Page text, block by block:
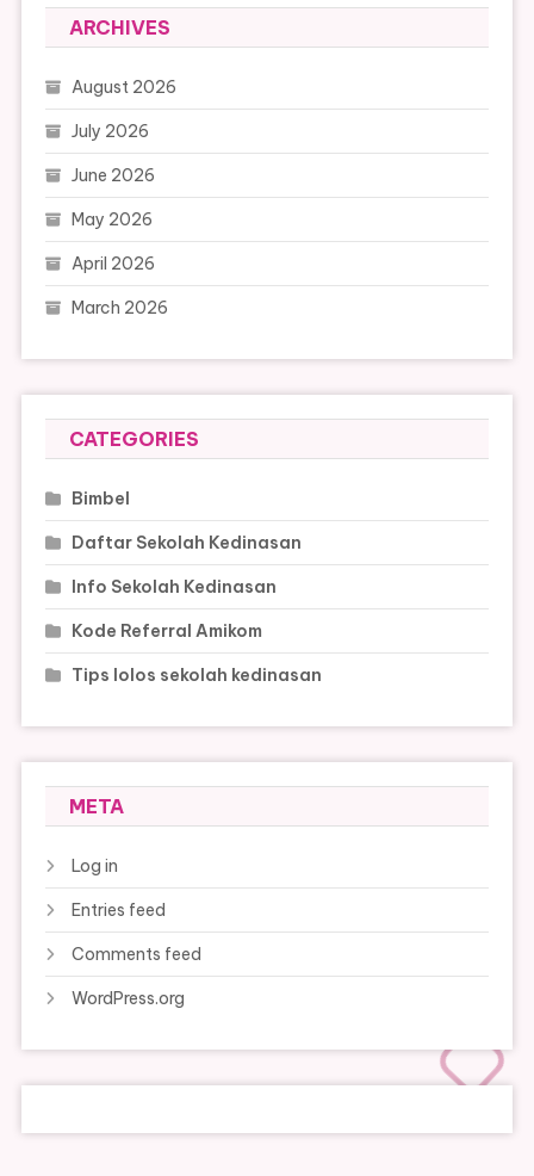
ARCHIVES
August 2026
July 2026
June 2026
May 2026
April 2026
March 2026
CATEGORIES
Bimbel
Daftar Sekolah Kedinasan
Info Sekolah Kedinasan
Kode Referral Amikom
Tips lolos sekolah kedinasan
META
Log in
Entries feed
Comments feed
WordPress.org